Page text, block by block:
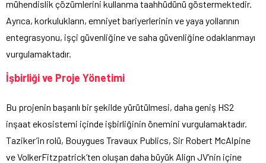
mühendislik çözümlerini kullanma taahhüdünü göstermektedir.
Ayrıca, korkulukların, emniyet bariyerlerinin ve yaya yollarının
entegrasyonu, işçi güvenliğine ve saha güvenliğine odaklanmayı
vurgulamaktadır.
İşbirliği ve Proje Yönetimi
Bu projenin başarılı bir şekilde yürütülmesi, daha geniş HS2
inşaat ekosistemi içinde işbirliğinin önemini vurgulamaktadır.
Taziker’in rolü, Bouygues Travaux Publics, Sir Robert McAlpine
ve VolkerFitzpatrick’ten oluşan daha büyük Align JV’nin içine